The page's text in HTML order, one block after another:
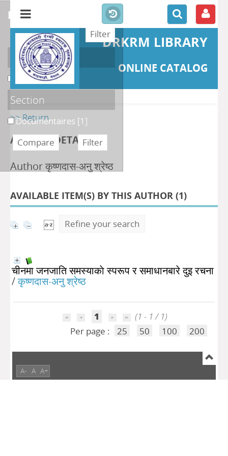
DRKRM LIBRARY
ONLINE CATALOG
>> Return
AUTHOR DETAILS
Author कृष्णदास-अनु श्रेष्ठ
AVAILABLE ITEM(S) BY THIS AUTHOR (1)
Refine your search
चीनमा जनजाति समस्याकाे स्परूप र समाधानबारे दुइ रचना
/कृष्णदास-अनु श्रेष्ठ
1
(1 - 1 / 1)
Per page :
25 50 100 200
refine or compare
Localisation
DKRML[1]
Section
Documentaires [1]
A- A A+